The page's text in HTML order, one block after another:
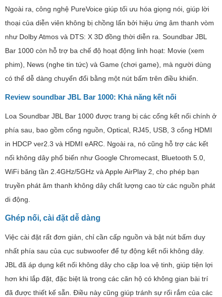
Ngoài ra, công nghệ PureVoice giúp tối ưu hóa giọng nói, giúp lời
thoại của diễn viên không bị chồng lấn bởi hiệu ứng âm thanh vòm
như Dolby Atmos và DTS: X 3D đồng thời diễn ra. Soundbar JBL
Bar 1000 còn hỗ trợ ba chế độ hoạt động linh hoạt: Movie (xem
phim), News (nghe tin tức) và Game (chơi game), mà người dùng
có thể dễ dàng chuyển đổi bằng một nút bấm trên điều khiển.
Review soundbar JBL Bar 1000: Khả năng kết nối
Loa Soundbar JBL Bar 1000 được trang bị các cổng kết nối chính ở
phía sau, bao gồm cổng nguồn, Optical, RJ45, USB, 3 cổng HDMI
in HDCP ver2.3 và HDMI eARC. Ngoài ra, nó cũng hỗ trợ các kết
nối không dây phổ biến như Google Chromecast, Bluetooth 5.0,
WiFi băng tần 2.4GHz/5GHz và Apple AirPlay 2, cho phép bạn
truyền phát âm thanh không dây chất lượng cao từ các nguồn phát
di động.
Ghép nối, cài đặt dễ dàng
Việc cài đặt rất đơn giản, chỉ cần cấp nguồn và bật nút bấm duy
nhất phía sau của cục subwoofer để tự động kết nối không dây.
JBL đã áp dụng kết nối không dây cho cặp loa vệ tinh, giúp tiện lợi
hơn khi lắp đặt, đặc biệt là trong các căn hộ có không gian bài trí
đã được thiết kế sẵn. Điều này cũng giúp tránh sự rối rắm của các